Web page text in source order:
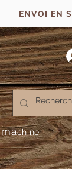
ENVOI EN
chine